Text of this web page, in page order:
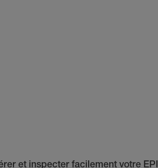
et inspecter facilement votre EPI